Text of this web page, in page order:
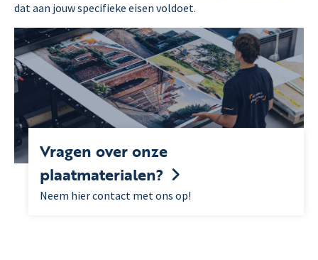
dat aan jouw specifieke eisen voldoet.
Vragen over onze
plaatmaterialen?
Neem hier contact met ons op!